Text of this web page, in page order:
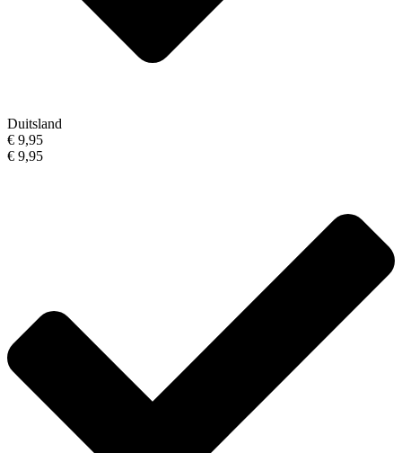
Duitsland
€ 9,95
€ 9,95